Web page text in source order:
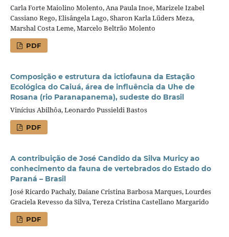
Carla Forte Maiolino Molento, Ana Paula Inoe, Marizele Izabel
Cassiano Rego, Elisângela Lago, Sharon Karla Lüders Meza,
Marshal Costa Leme, Marcelo Beltrão Molento
PDF
Composição e estrutura da ictiofauna da Estação
Ecológica do Caiuá, área de influência da Uhe de
Rosana (rio Paranapanema), sudeste do Brasil
Vinícius Abilhôa, Leonardo Pussieldi Bastos
PDF
A contribuição de José Candido da Silva Muricy ao
conhecimento da fauna de vertebrados do Estado do
Paraná – Brasil
José Ricardo Pachaly, Daiane Cristina Barbosa Marques, Lourdes
Graciela Revesso da Silva, Tereza Cristina Castellano Margarido
PDF